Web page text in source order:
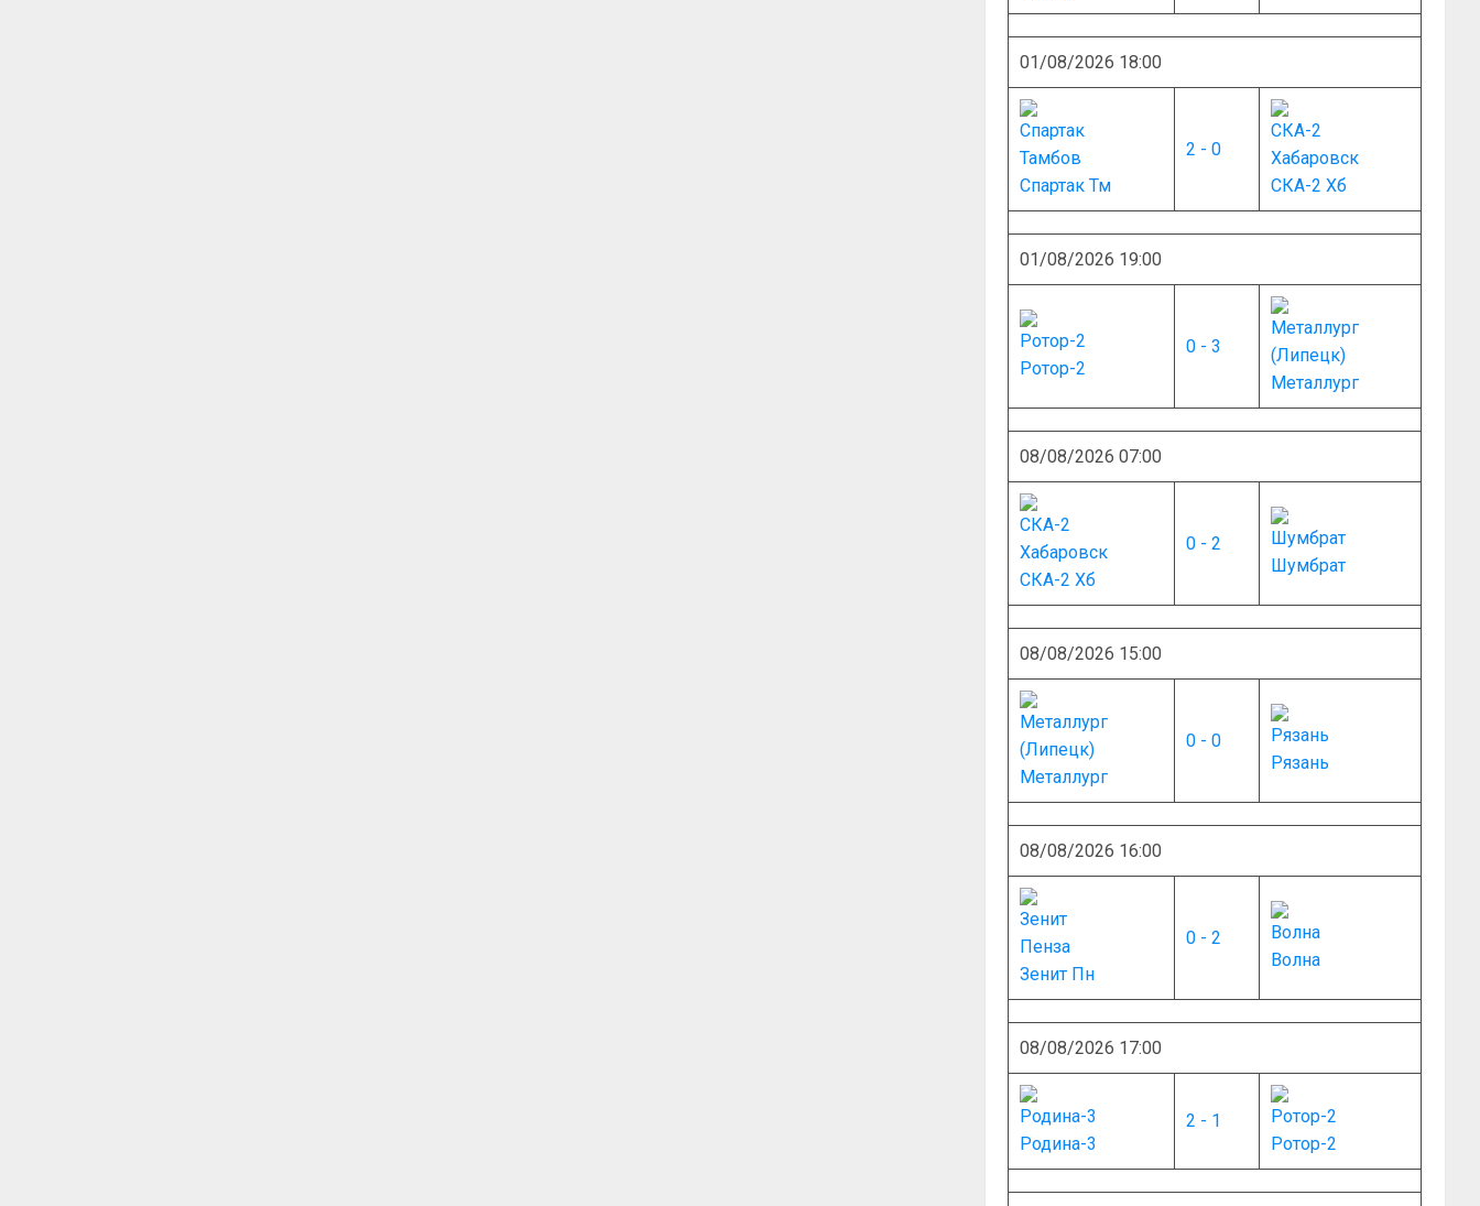
01/08/2026 18:00
Спартак Тм
2 - 0
СКА-2 Хб
01/08/2026 19:00
Ротор-2
0 - 3
Металлург
08/08/2026 07:00
СКА-2 Хб
0 - 2
Шумбрат
08/08/2026 15:00
Металлург
0 - 0
Рязань
08/08/2026 16:00
Зенит Пн
0 - 2
Волна
08/08/2026 17:00
Родина-3
2 - 1
Ротор-2